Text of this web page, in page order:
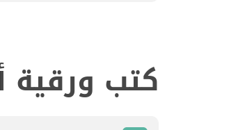
كتب ورقية